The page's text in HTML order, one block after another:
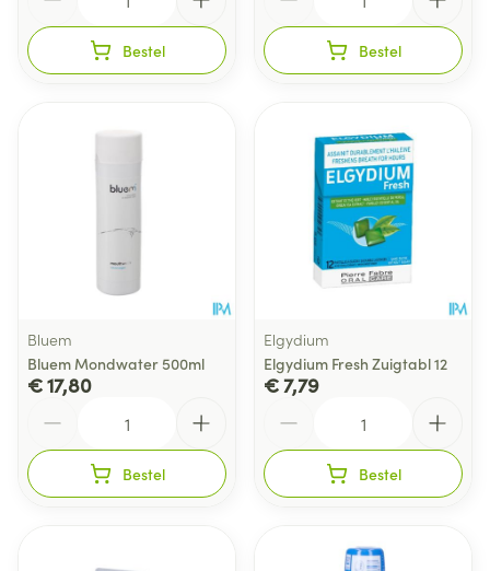
Bestel Bestel
Bluem
Bluem Mondwater 500ml
€ 17,80
Bestel
Elgydium
Elgydium Fresh Zuigtabl 12
€ 7,79
Bestel